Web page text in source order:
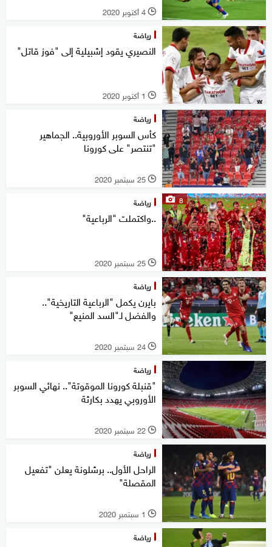
l 4 أكتوبر 2020
رياضة
النصيري يقود إشبيلية إلى "فوز قاتل"
l 1 أكتوبر 2020
رياضة
كأس السوبر الأوروبية.. الجماهير
"تنتصر" على كورونا
l 25 سبتمبر 2020
8 رياضة
..واكتملت "الرباعية"
l 25 سبتمبر 2020
رياضة
بايرن يكمل "الرباعية التاريخية"..
والفضل لـ"السد المنيع"
l 24 سبتمبر 2020
رياضة
"قنبلة كورونا الموقوتة".. نهائي السوبر
الأوروبي يهدد بكارثة
l 22 سبتمبر 2020
رياضة
الراحل الأول.. برشلونة يعلن "تفعيل
المقصلة"
l 1 سبتمبر 2020
رياضة